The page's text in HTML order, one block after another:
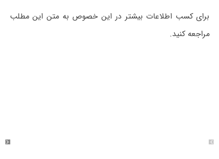
برای کسب اطلاعات بیشتر در این خصوص به متن این مطلب
مراجعه کنید.